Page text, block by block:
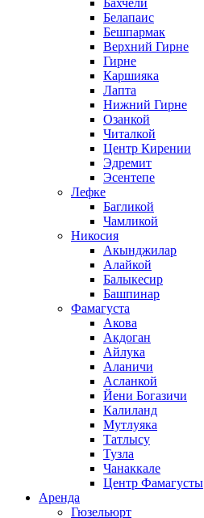
Бахчели
Белапаис
Бешпармак
Верхний Гирне
Гирне
Каршияка
Лапта
Нижний Гирне
Озанкой
Читалкой
Центр Кирении
Эдремит
Эсентепе
Лефке
Багликой
Чамликой
Никосия
Акынджилар
Алайкой
Балыкесир
Башпинар
Фамагуста
Акова
Акдоган
Айлука
Аланичи
Асланкой
Йени Богазичи
Калиланд
Мутлуяка
Татлысу
Тузла
Чанаккале
Центр Фамагусты
Аренда
Гюзельюрт